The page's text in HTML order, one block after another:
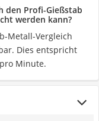
den Profi-Gießstab
werden kann?
Metall-Vergleich
Dies entspricht
Minute.